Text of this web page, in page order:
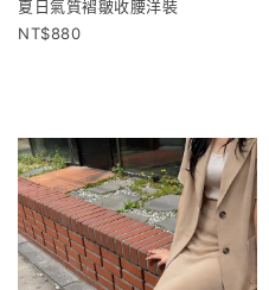
夏日氣質褶皺收腰洋裝
880